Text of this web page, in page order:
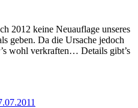
2012 keine Neuauflage unseres
geben. Da die Ursache jedoch
wohl verkraften… Details gibt’s